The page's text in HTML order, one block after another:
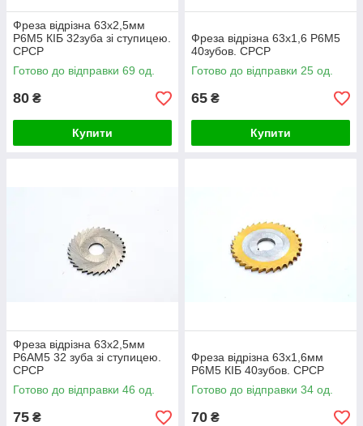
Фреза відрізна 63х2,5мм
Р6М5 КІБ 32зуба зі ступицею.
СРСР
Готово до відправки 69 од.
80 ₴
Купити
Фреза відрізна 63х1,6 Р6М5
40зубов. СРСР
Готово до відправки 25 од.
65 ₴
Купити
Фреза відрізна 63х2,5мм
Р6АМ5 32 зуба зі ступицею.
СРСР
Готово до відправки 46 од.
75 ₴
Фреза відрізна 63х1,6мм
Р6М5 КІБ 40зубов. СРСР
Готово до відправки 34 од.
70 ₴